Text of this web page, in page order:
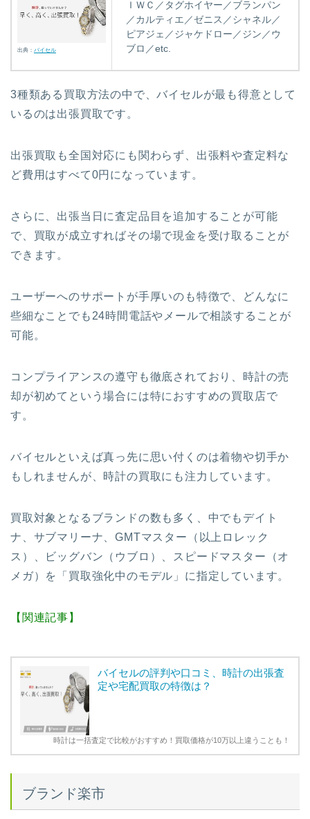
出典： バイセル
ＩＷＣ／タグホイヤー／ブランパン
／カルティエ／ゼニス／シャネル／
ピアジェ／ジャケドロー／ジン／ウ
ブロ／etc.
3種類ある買取方法の中で、バイセルが最も得意として
いるのは出張買取です。
出張買取も全国対応にも関わらず、出張料や査定料な
ど費用はすべて0円になっています。
さらに、出張当日に査定品目を追加することが可能
で、買取が成立すればその場で現金を受け取ることが
できます。
ユーザーへのサポートが手厚いのも特徴で、どんなに
些細なことでも24時間電話やメールで相談することが
可能。
コンプライアンスの遵守も徹底されており、時計の売
却が初めてという場合には特におすすめの買取店で
す。
バイセルといえば真っ先に思い付くのは着物や切手か
もしれませんが、時計の買取にも注力しています。
買取対象となるブランドの数も多く、中でもデイト
ナ、サブマリーナ、GMTマスター（以上ロレック
ス）、ビッグバン（ウブロ）、スピードマスター（オ
メガ）を
「買取強化中のモデル」 に指定しています。
【関連記事】
バイセルの評判や口コミ、時計の出張査
定や宅配買取の特徴は？
時計は一括査定で比較がおすすめ！買取価格が10万以上違うことも！
ブランド楽市